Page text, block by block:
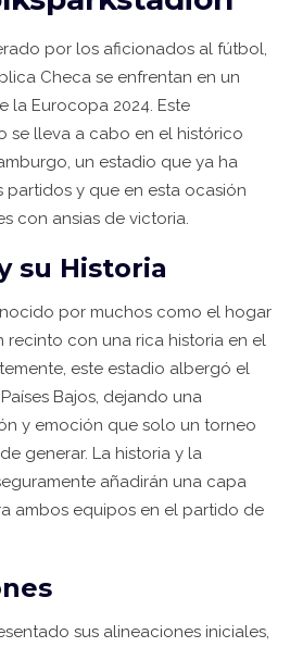
por los aficionados al fútbol,
Checa se enfrentan en un
la Eurocopa 2024. Este
se lleva a cabo en el histórico
un estadio que ya ha
y que en esta ocasión
con ansias de victoria.
su Historia
por muchos como el hogar
recinto con una rica historia en el
este estadio albergó el
Bajos, dejando una
y emoción que solo un torneo
generar. La historia y la
añadirán una capa
ambos equipos en el partido de
sus alineaciones iniciales,